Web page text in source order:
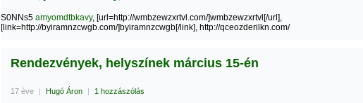
S0NNs5 amyomdtbkavy, [url=http://wmbzewzxrtvl.com/]wmbzewzxrtvl[/url],
[link=http://byiramnzcwgb.com/]byiramnzcwgb[/link], http://qceozderilkn.com/
Rendezvények, helyszínek március 15-én
17 éve | Hugó Áron | 1 hozzászólás